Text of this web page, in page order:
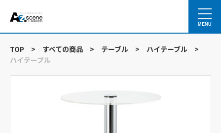
MENU
TOP > すべての商品 > テーブル > ハイテーブル
>
ハイテーブル